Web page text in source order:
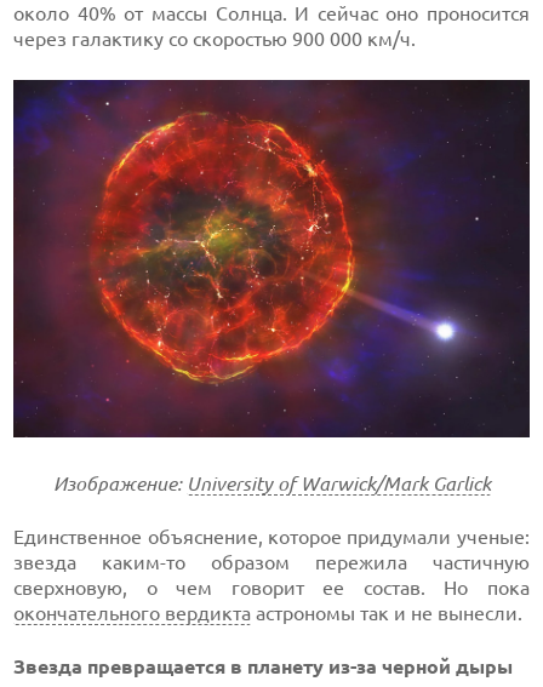
около 40% от массы Солнца. И сейчас оно проносится
через галактику со скоростью 900 000 км/ч.
Изображение: University of Warwick/Mark Garlick
Единственное объяснение, которое придумали ученые:
звезда каким-то образом пережила частичную
сверхновую, о чем говорит ее состав. Но пока
окончательного вердикта астрономы так и не вынесли.
Звезда превращается в планету из-за черной дыры